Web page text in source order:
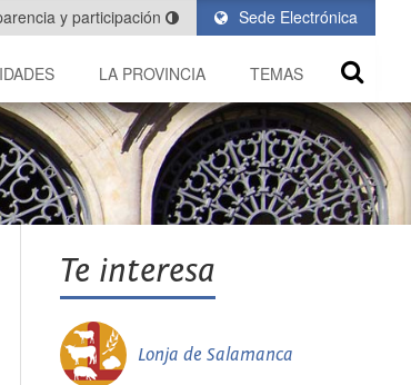
Sede Electrónica
y participación
LA PROVINCIA TEMAS
Te interesa
Lonja de Salamanca